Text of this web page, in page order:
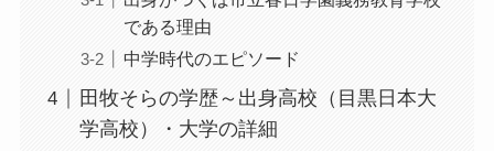
である理由
中学時代のエピソード
田牧そらの学歴～出身高校（目黒日本大
学高校）・大学の詳細